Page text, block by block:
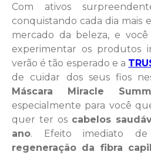
Com ativos
conquistando cada dia mais
mercado da beleza, e
experimentar os produtos
verão é tão esperado e a
de cuidar dos seus fios
Máscara Miracle
especialmente para você
quer ter os cabelos
ano. Efeito imediato
regeneração da fibra